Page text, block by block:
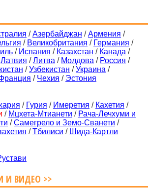
/Азербайджан /Армения /
/ Великобритания / Германия /
/ Испания / Казахстан / Канада /
Латвия /Литва / Молдова / Россия /
/Узбекистан /Украина /
/ Чехия / Эстония
/ Гурия / Имеретия / Кахетия /
/ Мцхета-Мтианети / Рача-Лечхуми и
/Самегрело и Земо-Сванети /
/Тбилиси / Шида-Картли
И ВИДЕО >>